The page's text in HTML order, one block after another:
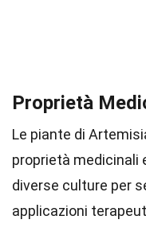
Proprietà
Le piante di
proprietà medicinali
diverse culture per
applicazioni